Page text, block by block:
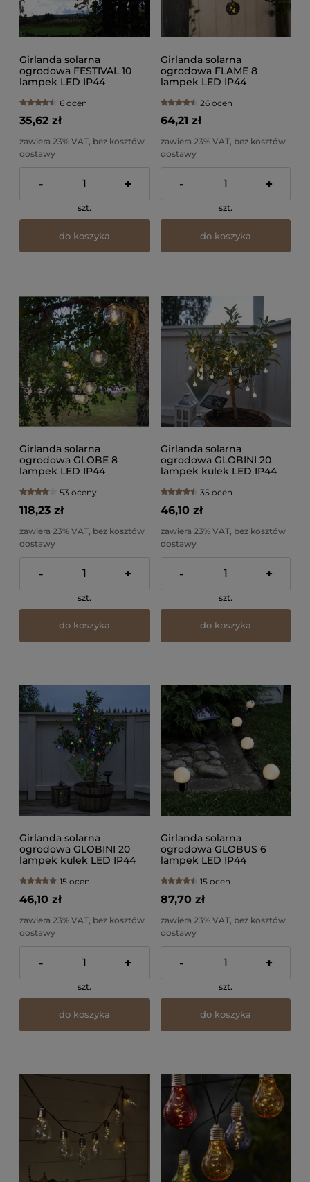
Girlanda solarna
ogrodowa FESTIVAL 10
lampek LED IP44
6 ocen
35,62 zł
zawiera 23% VAT, bez kosztów
dostawy
- +
szt.
do koszyka
Girlanda solarna
ogrodowa FLAME 8
lampek LED IP44
26 ocen
64,21 zł
zawiera 23% VAT, bez kosztów
dostawy
- +
szt.
do koszyka
Girlanda solarna
ogrodowa GLOBE 8
lampek LED IP44
53 oceny
118,23 zł
zawiera 23% VAT, bez kosztów
dostawy
- +
szt.
do koszyka
Girlanda solarna
ogrodowa GLOBINI 20
lampek kulek LED IP44
35 ocen
46,10 zł
zawiera 23% VAT, bez kosztów
dostawy
- +
szt.
do koszyka
Girlanda solarna
ogrodowa GLOBINI 20
lampek kulek LED IP44
15 ocen
46,10 zł
zawiera 23% VAT, bez kosztów
dostawy
- +
szt.
do koszyka
Girlanda solarna
ogrodowa GLOBUS 6
lampek LED IP44
15 ocen
87,70 zł
zawiera 23% VAT, bez kosztów
dostawy
- +
szt.
do koszyka